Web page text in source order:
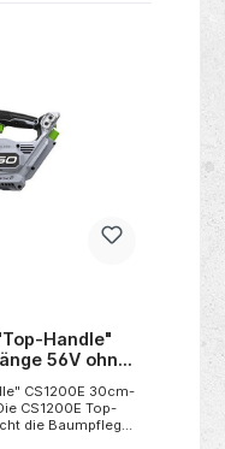
Handle"
56V ohne
CS1200E 30cm-
CS1200E Top-
die Baumpflege